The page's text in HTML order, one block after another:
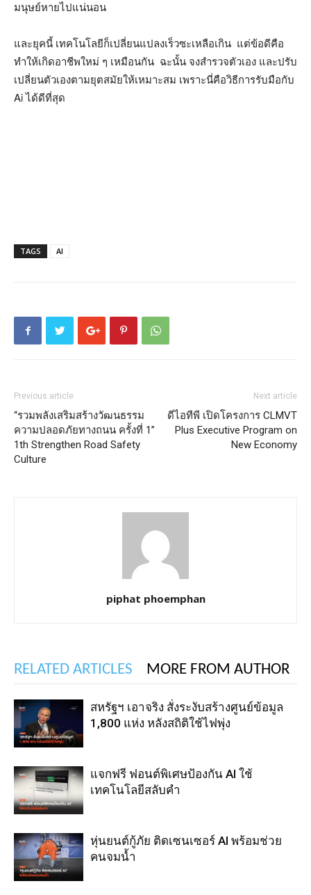
มนุษย์หายไปแน่นอน
และยุคนี้ เทคโนโลยีก็เปลี่ยนแปลงเร็วซะเหลือเกิน แต่ข้อดีคือ
ทำให้เกิดอาชีพใหม่ ๆ เหมือนกัน ฉะนั้น จงสำรวจตัวเอง และปรับ
เปลี่ยนตัวเองตามยุตสมัยให้เหมาะสม เพราะนี่คือวิธีการรับมือกับ
Ai ได้ดีที่สุด
TAGS AI
Previous article
“รวมพลังเสริมสร้างวัฒนธรรม
ความปลอดภัยทางถนน ครั้งที่ 1”
1th Strengthen Road Safety
Culture
Next article
ดีไอทีพี เปิดโครงการ CLMVT
Plus Executive Program on
New Economy
piphat phoemphan
RELATED ARTICLES MORE FROM AUTHOR
สหรัฐฯ เอาจริง สั่งระงับสร้างศูนย์ข้อมูล
1,800 แห่ง หลังสถิติใช้ไฟพุ่ง
แจกฟรี ฟอนต์พิเศษป้องกัน AI ใช้
เทคโนโลยีสลับคำ
หุ่นยนต์กู้ภัย ติดเซนเซอร์ AI พร้อมช่วย
คนจมน้ำ